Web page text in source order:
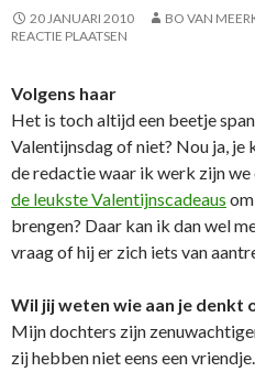
20 JANUARI 2010 BO VAN
REACTIE PLAATSEN
Volgens haar
Het is toch altijd een beetje
Valentijnsdag of niet? Nou ja, je
de redactie waar ik werk zijn
de leukste Valentijnscadeaus
brengen? Daar kan ik dan wel
vraag of hij er zich iets van
Wil jij weten wie aan je denkt
Mijn dochters zijn
zij hebben niet eens een